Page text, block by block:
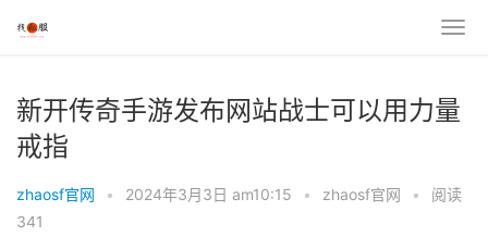
新开传奇手游发布网站战士可以用力量
戒指
zhaosf官网 • 2024年3月3日 am10:15 • zhaosf官网 •
阅读
341